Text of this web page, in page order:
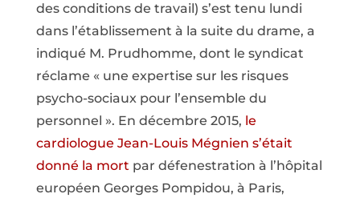
des conditions de travail) s’est tenu lundi
dans l’établissement à la suite du drame, a
indiqué M. Prudhomme, dont le syndicat
réclame « une expertise sur les risques
psycho-sociaux pour l’ensemble du
personnel ». En décembre 2015, le
cardiologue Jean-Louis Mégnien s’était
donné la mort par défenestration à l’hôpital
européen Georges Pompidou, à Paris,